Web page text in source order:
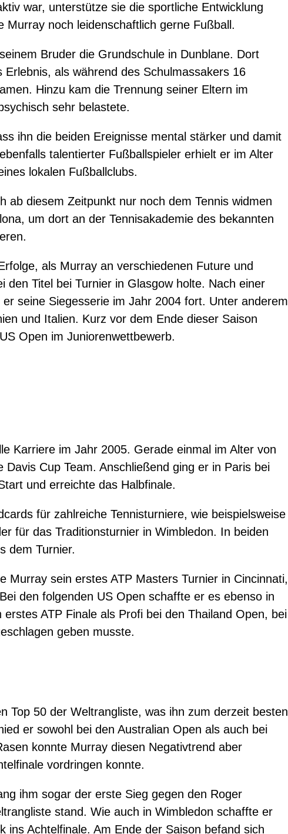
war, unterstütze sie die sportliche Entwicklung
Murray noch leidenschaftlich gerne Fußball.
Bruder die Grundschule in Dunblane. Dort
als während des Schulmassakers 16
Hinzu kam die Trennung seiner Eltern im
sehr belastete.
ihn die beiden Ereignisse mental stärker und damit
talentierter Fußballspieler erhielt er im Alter
lokalen Fußballclubs.
ab diesem Zeitpunkt nur noch dem Tennis widmen
um dort an der Tennisakademie des bekannten
als Murray an verschiedenen Future und
den Titel bei Turnier in Glasgow holte. Nach einer
seine Siegesserie im Jahr 2004 fort. Unter anderem
und Italien. Kurz vor dem Ende dieser Saison
Open im Juniorenwettbewerb.
Karriere im Jahr 2005. Gerade einmal im Alter von
Cup Team. Anschließend ging er in Paris bei
und erreichte das Halbfinale.
für zahlreiche Tennisturniere, wie beispielsweise
für das Traditionsturnier in Wimbledon. In beiden
dem Turnier.
Murray sein erstes ATP Masters Turnier in Cincinnati,
den folgenden US Open schaffte er es ebenso in
ATP Finale als Profi bei den Thailand Open, bei
geben musste.
Top 50 der Weltrangliste, was ihn zum derzeit besten
er sowohl bei den Australian Open als auch bei
konnte Murray diesen Negativtrend aber
vordringen konnte.
ihm sogar der erste Sieg gegen den Roger
stand. Wie auch in Wimbledon schaffte er
ins Achtelfinale. Am Ende der Saison befand sich